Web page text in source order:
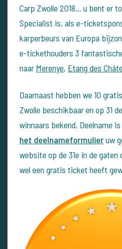
Carp Zwolle 2018... u bent er
Specialist is, als e-
karperbeurs van Europa
e-tickethouders 3
naar Merenye, Etang des
Daarnaast hebben we 10
Zwolle beschikbaar en op 31
winnaars bekend. Deelname
het deelnameformulieruw
website op de 31e in de
wel een gratis ticket heeft